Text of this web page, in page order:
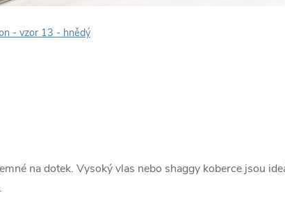
- vzor 13 - hnědý
na dotek. Vysoký vlas nebo shaggy koberce jsou